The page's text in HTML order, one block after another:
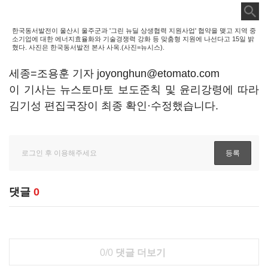
한국동서발전이 울산시 울주군과 '그린 뉴딜 상생협력 지원사업' 협약을 맺고 지역 중
소기업에 대한 에너지효율화와 기술경쟁력 강화 등 맞춤형 지원에 나선다고 15일 밝
혔다. 사진은 한국동서발전 본사 사옥.(사진=뉴시스).
세종=조용훈 기자 joyonghun@etomato.com
이 기사는 뉴스토마토 보도준칙 및 윤리강령에 따라
김기성 편집국장이 최종 확인·수정했습니다.
댓글 0
0/0 댓글 더보기